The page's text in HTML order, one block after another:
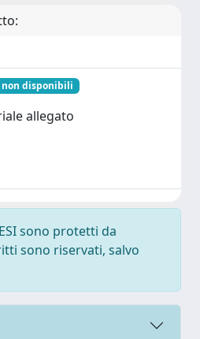
non disponibili
allegato
sono protetti da
sono riservati, salvo